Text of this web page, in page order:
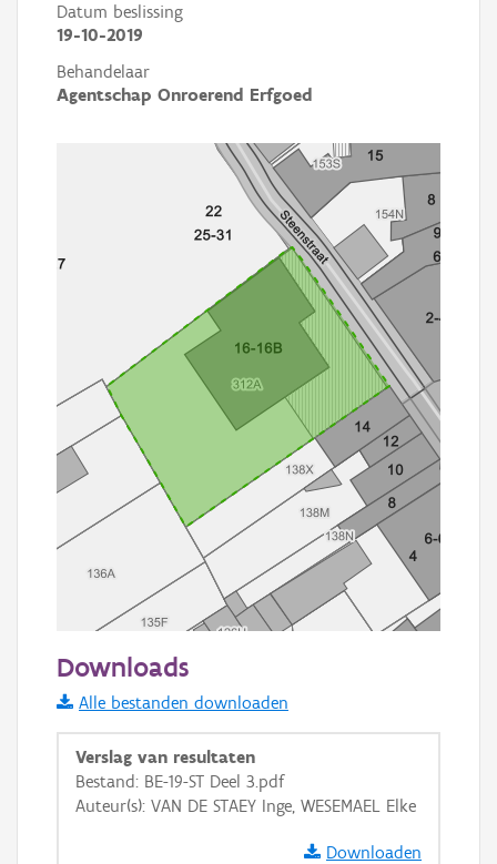
Datum beslissing
19-10-2019
Behandelaar
Agentschap Onroerend Erfgoed
Informatie Vlaanderen
i
+ −
Downloads
Alle bestanden downloaden
Verslag van resultaten
Bestand: BE-19-ST Deel 3.pdf
Auteur(s): VAN DE STAEY Inge, WESEMAEL Elke
Downloaden